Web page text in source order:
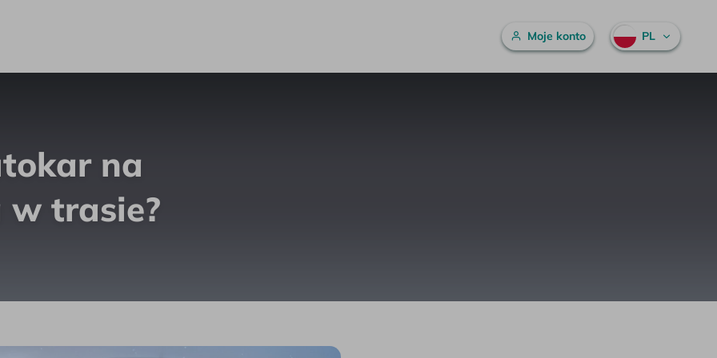
pączka w trasie?
Menu główne
Moje konto PL
na
w trasie?